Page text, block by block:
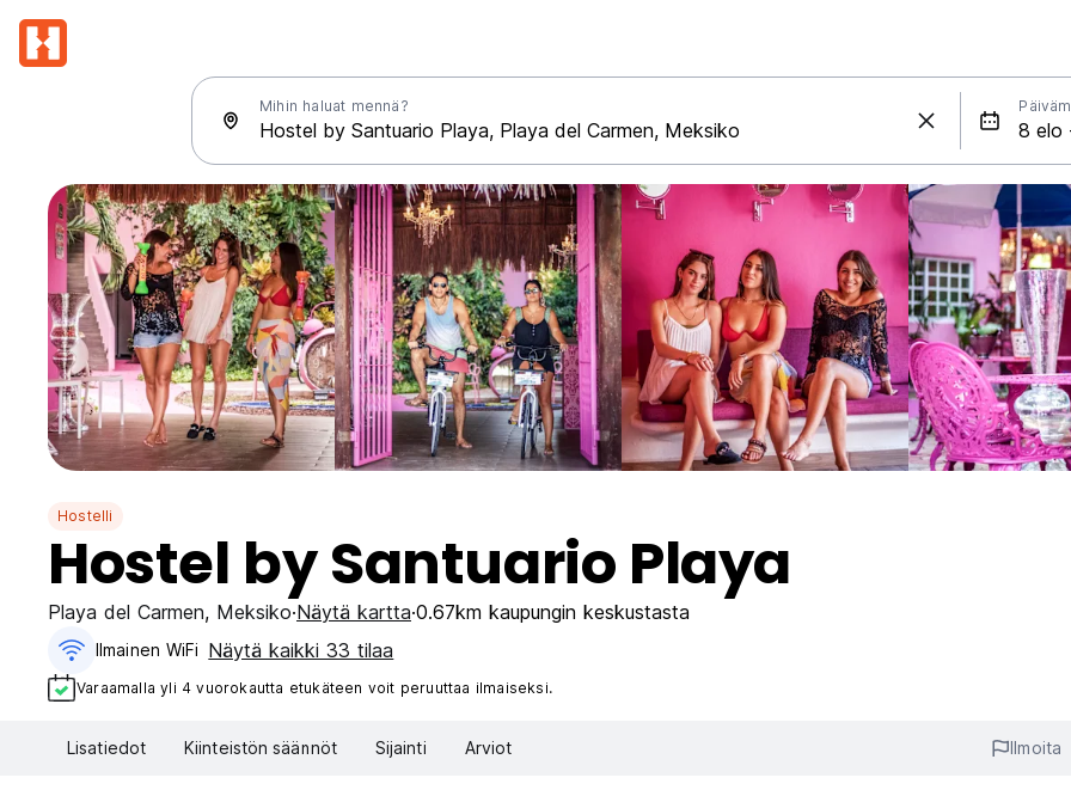
Mihin haluat mennä?
Hostelli
Hostel by Santuario Playa
Playa del Carmen, Meksiko Näytä kartta 0.67km kaupungin keskustasta
Ilmainen WiFi Näytä kaikki 33 tilaa
Varaamalla yli 4 vuorokautta etukäteen voit peruuttaa ilmaiseksi.
Lisatiedot Kiinteistön säännöt Sijainti Arviot Ilmoita